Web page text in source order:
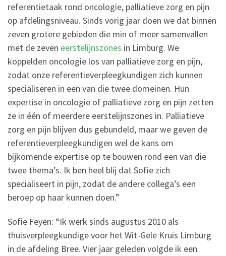
referentietaak rond oncologie, palliatieve zorg en pijn
op afdelingsniveau. Sinds vorig jaar doen we dat binnen
zeven grotere gebieden die min of meer samenvallen
met de zeven eerstelijnszones in Limburg. We
koppelden oncologie los van palliatieve zorg en pijn,
zodat onze referentieverpleegkundigen zich kunnen
specialiseren in een van die twee domeinen. Hun
expertise in oncologie of palliatieve zorg en pijn zetten
ze in één of meerdere eerstelijnszones in. Palliatieve
zorg en pijn blijven dus gebundeld, maar we geven de
referentieverpleegkundigen wel de kans om
bijkomende expertise op te bouwen rond een van die
twee thema’s. Ik ben heel blij dat Sofie zich
specialiseert in pijn, zodat de andere collega’s een
beroep op haar kunnen doen.”
Sofie Feyen: “Ik werk sinds augustus 2010 als
thuisverpleegkundige voor het Wit-Gele Kruis Limburg
in de afdeling Bree. Vier jaar geleden volgde ik een